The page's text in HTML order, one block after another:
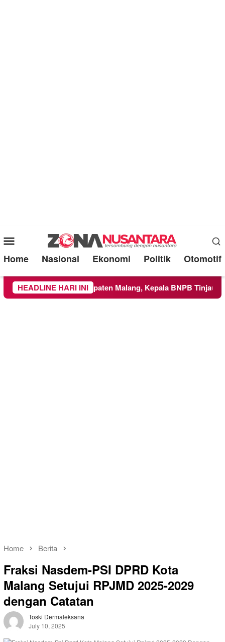
Mobile
Menu
Home Nasional Ekonomi Politik Otomotif
HEADLINE HARI INI
Kabupaten Malang, Kepala BNPB Tinjau Langsung
Home Berita
Fraksi Nasdem-PSI DPRD Kota
Malang Setujui RPJMD 2025-2029
dengan Catatan
Toski Dermaleksana
July 10, 2025